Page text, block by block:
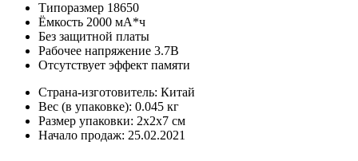
Типоразмер 18650
Ёмкость 2000 мА*ч
Без защитной платы
Рабочее напряжение 3.7В
Отсутствует эффект памяти
Страна-изготовитель: Китай
Вес (в упаковке): 0.045 кг
Размер упаковки: 2x2x7 см
Начало продаж: 25.02.2021